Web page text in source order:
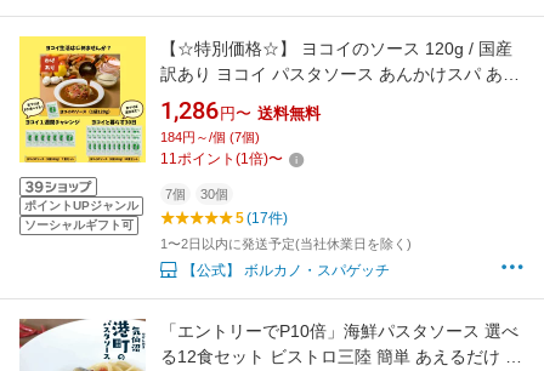
ポイントUPジャンル
ソーシャルギフト可
【☆特別価格☆】 ヨコイのソース 120g / 国産
訳あり ヨコイ パスタソース あんかけスパ あん
かけパスタ あんかけソース あんかけスパゲッ
ティ あんかけ レトルト レトルト食品 大容量 大
量 まとめ買い 名古屋 名物 ご当地 ソウルフード
1,286 円〜 送料無料
184円～/個 (7個)
11ポイント (1倍)〜
7個 30個
5(17件)
1〜2日以内に発送予定(当社休業日を除く)
【公式】 ボルカノ・スパゲッチ
「エントリーでP10倍」海鮮パスタソース 選べ
る12食セット ビストロ三陸 簡単 あえるだけ 個